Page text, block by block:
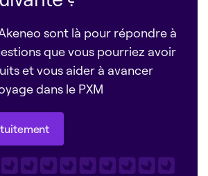
sont là pour répondre à
que vous pourriez avoir
et vous aider à avancer
dans le PXM